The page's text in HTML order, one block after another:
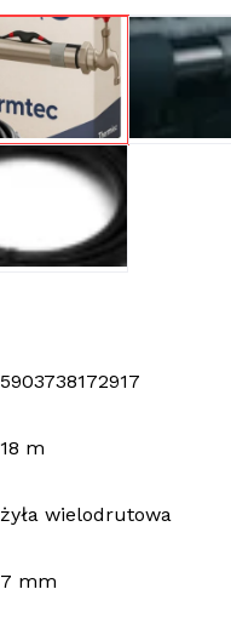
5903738172917
18 m
żyła wielodrutowa
7 mm